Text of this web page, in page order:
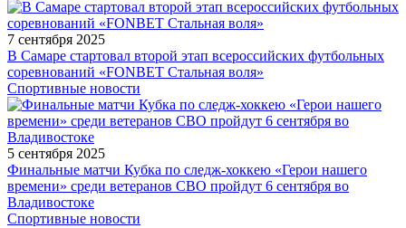
7 сентября 2025
В Самаре стартовал второй этап всероссийских футбольных
соревнований «FONBET Стальная воля»
Спортивные новости
5 сентября 2025
Финальные матчи Кубка по следж-хоккею «Герои нашего
времени» среди ветеранов СВО пройдут 6 сентября во
Владивостоке
Спортивные новости